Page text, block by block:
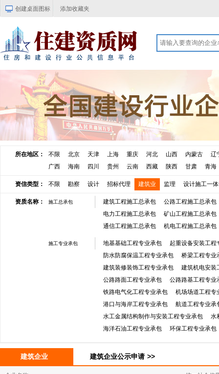
创建桌面图标 添加收藏夹
所在地区： 不限 北京 天津 上海 重庆 河北 山西 内蒙古
辽
广西
海南 四川 贵州 云南 西藏 陕西 甘肃 青海
资信类型： 不限 勘察 设计 招标代理 建筑业 监理 设计施工一
资质名称： 施工总承包 建筑工程施工总承包
公路工程施工总承包
电力工程施工总承包
矿山工程施工总承包
通信工程施工总承包
机电工程施工总承包
施工专业承包 地基基础工程专业承包
起重设备安装工程
防水防腐保温工程专业承包
桥梁工程专业
建筑装修装饰工程专业承包
建筑机电安装
公路路面工程专业承包
公路路基工程专业
铁路电气化工程专业承包
机场场道工程专
港口与海岸工程专业承包
航道工程专业承
水工金属结构制作与安装工程专业承包
水
海洋石油工程专业承包
环保工程专业承包
建筑企业 建筑企业公示申请 >>